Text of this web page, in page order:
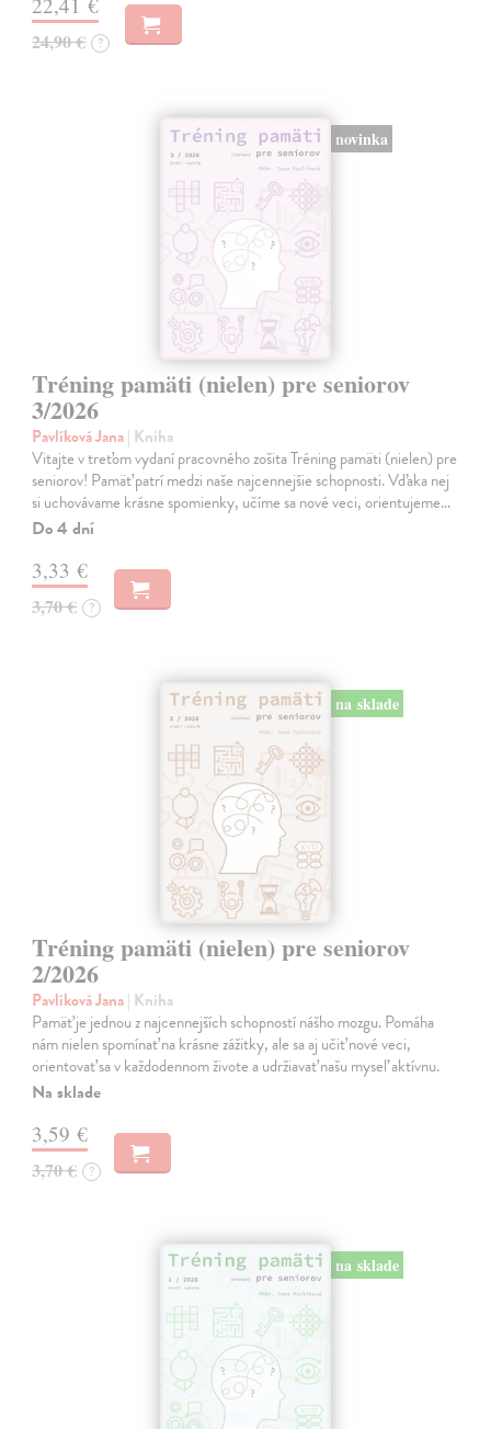
24,90 € ?
novinka
Tréning pamäti (nielen) pre seniorov
3/2026
Pavlíková Jana| Kniha
Vitajte v treťom vydaní pracovného zošita Tréning pamäti (nielen) pre
seniorov! Pamäť patrí medzi naše najcennejšie schopnosti. Vďaka nej
si uchovávame krásne spomienky, učíme sa nové veci, orientujeme…
Do 4 dní
3,33 €
3,70 € ?
na sklade
Tréning pamäti (nielen) pre seniorov
2/2026
Pavlíková Jana| Kniha
Pamäť je jednou z najcennejších schopností nášho mozgu. Pomáha
nám nielen spomínať na krásne zážitky, ale sa aj učiť nové veci,
orientovať sa v každodennom živote a udržiavať našu myseľ aktívnu.
Na sklade
3,59 €
3,70 € ?
na sklade